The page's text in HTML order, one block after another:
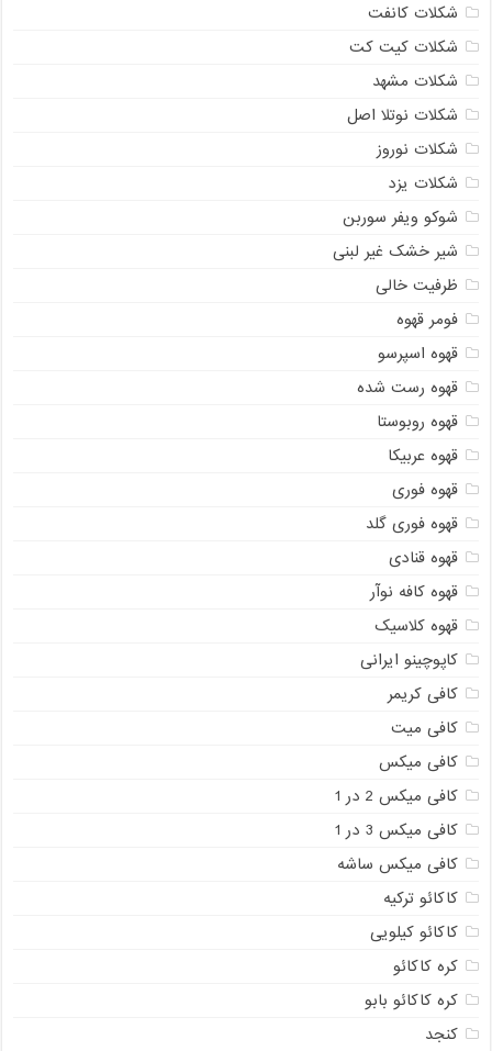
شکلات کانفت
شکلات کیت کت
شکلات مشهد
شکلات نوتلا اصل
شکلات نوروز
شکلات یزد
شوکو ویفر سوربن
شیر خشک غیر لبنی
ظرفیت خالی
فومر قهوه
قهوه اسپرسو
قهوه رست شده
قهوه روبوستا
قهوه عربیکا
قهوه فوری
قهوه فوری گلد
قهوه قنادی
قهوه کافه نوآر
قهوه کلاسیک
کاپوچینو ایرانی
کافی کریمر
کافی میت
کافی میکس
کافی میکس 2 در 1
کافی میکس 3 در 1
کافی میکس ساشه
کاکائو ترکیه
کاکائو کیلویی
کره کاکائو
کره کاکائو بابو
کنجد